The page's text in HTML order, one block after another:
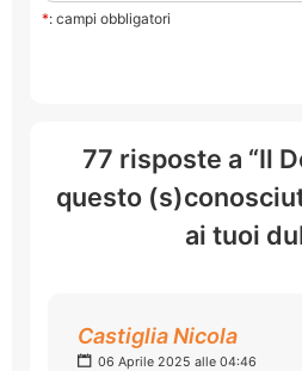
*: campi obbligatori
77 risposte a “Il
questo
ai tuoi
Castiglia Nicola
06 Aprile 2025 alle 04:46